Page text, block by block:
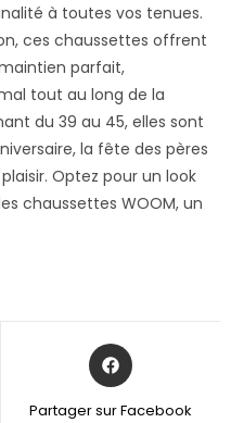
à toutes vos tenues.
ces chaussettes offrent
parfait,
tout au long de la
du 39 au 45, elles sont
la fête des pères
Optez pour un look
chaussettes WOOM, un
Partager sur Facebook